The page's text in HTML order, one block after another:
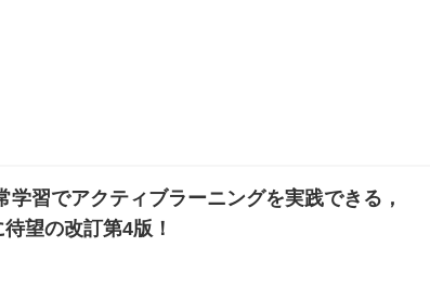
学習でアクティブラーニングを実践できる，
望の改訂第4版！